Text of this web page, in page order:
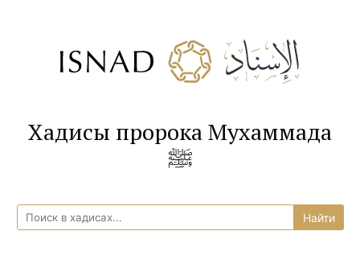
Хадисы пророка Мухаммада
ﷺ